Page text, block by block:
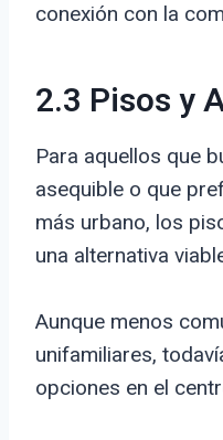
conexión con la
2.3 Pisos y
Para aquellos que
asequible o que
más urbano, los
una alternativa
Aunque menos
unifamiliares,
opciones en el